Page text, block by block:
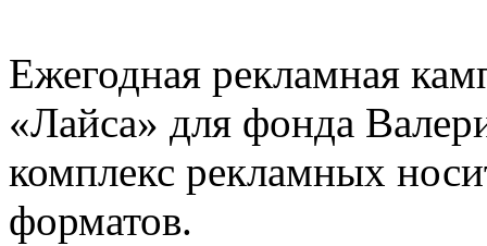
Ежегодная рекламная
«Лайса» для фонда
комплекс рекламных
форматов.